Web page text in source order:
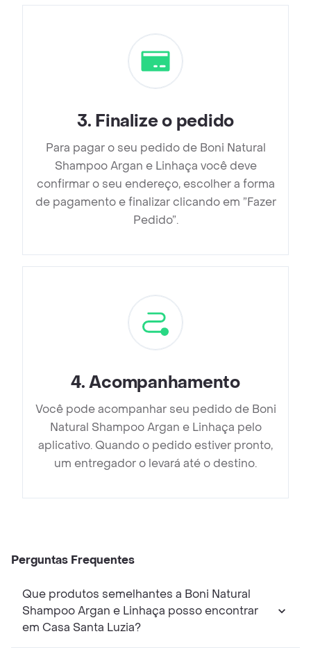
3. Finalize o pedido
Para pagar o seu pedido de Boni Natural
Shampoo Argan e Linhaça você deve
confirmar o seu endereço, escolher a forma
de pagamento e finalizar clicando em ”Fazer
Pedido”.
4.Acompanhamento
Você pode acompanhar seu pedido de Boni
Natural Shampoo Argan e Linhaça pelo
aplicativo. Quando o pedido estiver pronto,
um entregador o levará até o destino.
Perguntas Frequentes
Que produtos semelhantes a Boni Natural
Shampoo Argan e Linhaça posso encontrar
em Casa Santa Luzia?